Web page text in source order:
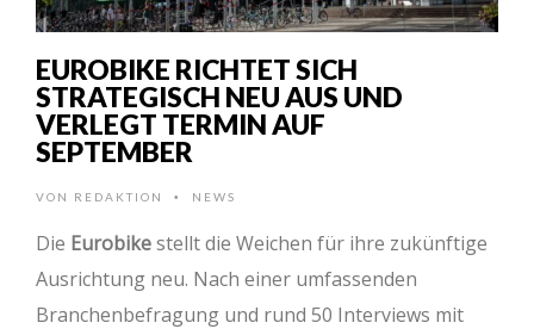
EUROBIKE RICHTET SICH
STRATEGISCH NEU AUS UND
VERLEGT TERMIN AUF
SEPTEMBER
VON REDAKTION • NEWS
Die Eurobikestellt die Weichen für ihre zukünftige
Ausrichtung neu. Nach einer umfassenden
Branchenbefragung und rund 50 Interviews mit